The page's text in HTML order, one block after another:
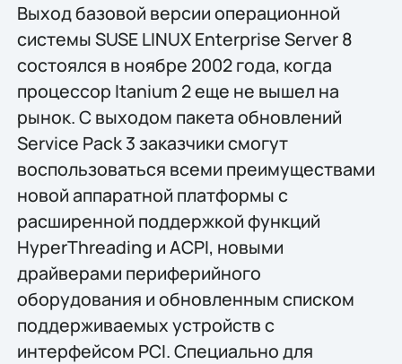
Выход базовой версии операционной
системы SUSE LINUX Enterprise Server 8
состоялся в ноябре 2002 года, когда
процессор Itanium 2 еще не вышел на
рынок. С выходом пакета обновлений
Service Pack 3 заказчики смогут
воспользоваться всеми преимуществами
новой аппаратной платформы с
расширенной поддержкой функций
HyperThreading и ACPI, новыми
драйверами периферийного
оборудования и обновленным списком
поддерживаемых устройств с
интерфейсом PCI. Специально для